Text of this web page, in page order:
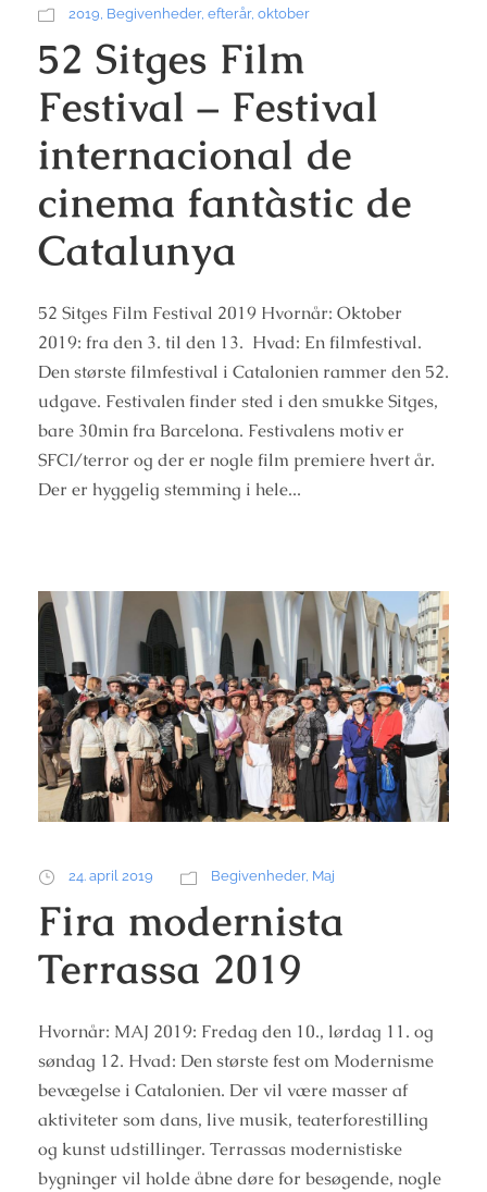
2019 Begivenheder, efterår, oktober
52 Sitges Film
Festival – Festival
internacional de
cinema fantàstic de
Catalunya
52 Sitges Film Festival 2019 Hvornår: Oktober
2019: fra den 3. til den 13. Hvad: En filmfestival.
Den største filmfestival i Catalonien rammer den 52.
udgave. Festivalen finder sted i den smukke Sitges,
bare 30min fra Barcelona. Festivalens motiv er
SFCI/terror og der er nogle film premiere hvert år.
Der er hyggelig stemming i hele...
24. april 2019 Begivenheder, Maj
Fira modernista
Terrassa 2019
Hvornår: MAJ 2019: Fredag den 10., lørdag 11. og
søndag 12. Hvad: Den største fest om Modernisme
bevægelse i Catalonien. Der vil være masser af
aktiviteter som dans, live musik, teaterforestilling
og kunst udstillinger. Terrassas modernistiske
bygninger vil holde åbne døre for besøgende, nogle